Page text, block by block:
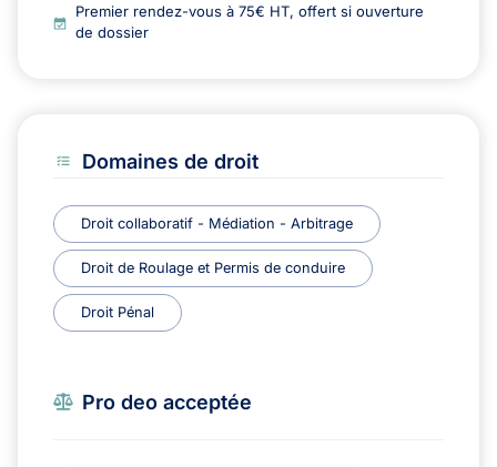
Premier rendez-vous à 75€ HT, offert si ouverture
de dossier
Domaines de droit
Droit collaboratif - Médiation - Arbitrage
Droit de Roulage et Permis de conduire
Droit Pénal
Pro deo acceptée